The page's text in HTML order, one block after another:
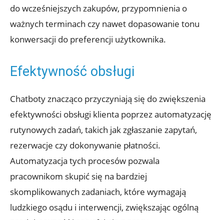
do wcześniejszych zakupów, przypomnienia o
ważnych terminach czy nawet dopasowanie tonu
konwersacji do preferencji użytkownika.
Efektywność obsługi
Chatboty znacząco przyczyniają się do zwiększenia
efektywności obsługi klienta poprzez automatyzację
rutynowych zadań, takich jak zgłaszanie zapytań,
rezerwacje czy dokonywanie płatności.
Automatyzacja tych procesów pozwala
pracownikom skupić się na bardziej
skomplikowanych zadaniach, które wymagają
ludzkiego osądu i interwencji, zwiększając ogólną